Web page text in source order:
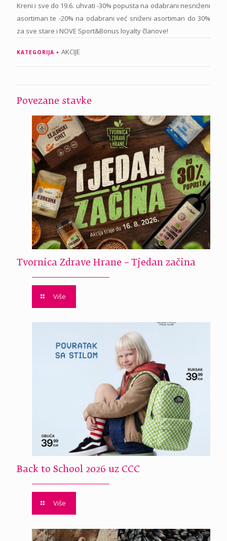
Kreni i sve do 19.6. uhvati -30% popusta na odabrani nesniženi
asortiman te -20% na odabrani već sniženi asortiman do 30%
za sve stare i NOVE Sport&Bonus loyalty članove!
KATEGORIJA AKCIJE
Povezane stavke
Tvornica Zdrave Hrane – Tjedan začina
Više
Back to School 2026 uz CCC
Više